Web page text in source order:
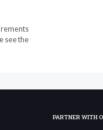
see the
PARTNER WITH